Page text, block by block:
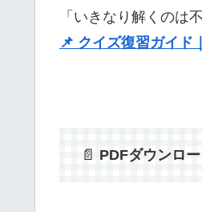
「いきなり解くの
📌 クイズ復習ガイド
📄 PDFダウンロ